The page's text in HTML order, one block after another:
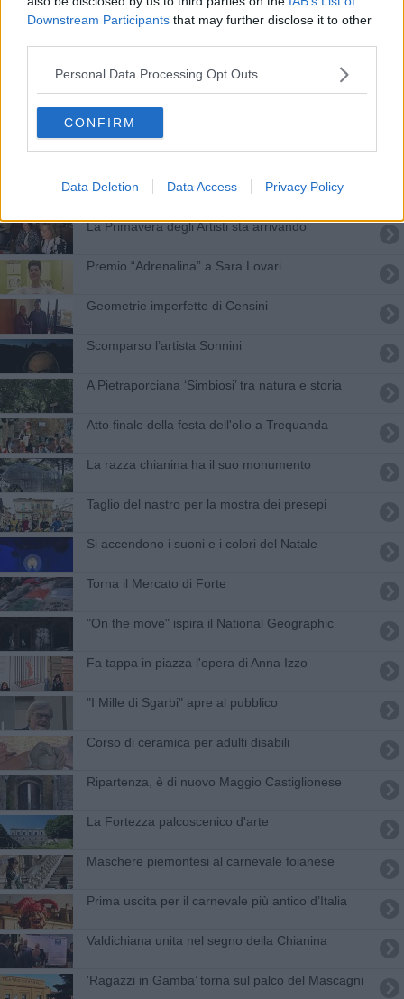
Downstream Participants that may further disclose it to other
Personal Data Processing Opt Outs
CONFIRM
Data Deletion Data Access Privacy Policy
Un Pollicino da tutto esaurito
Tra cielo e terra, la mostra di Roggi a Siena
Tanti eventi e 10mila libri in vendita a 1 euro
Grande opere lignee affascinano turisti e non solo
La Primavera degli Artisti sta arrivando
Premio “Adrenalina” a Sara Lovari
Geometrie imperfette di Censini
Scomparso l’artista Sonnini
A Pietraporciana ‘Simbiosi’ tra natura e storia
Atto finale della festa dell'olio a Trequanda
La razza chianina ha il suo monumento
Taglio del nastro per la mostra dei presepi
Si accendono i suoni e i colori del Natale
Torna il Mercato di Forte
"On the move" ispira il National Geographic
Fa tappa in piazza l'opera di Anna Izzo
"I Mille di Sgarbi" apre al pubblico
Corso di ceramica per adulti disabili
Ripartenza, è di nuovo Maggio Castiglionese
La Fortezza palcoscenico d'arte
Maschere piemontesi al carnevale foianese
Prima uscita per il carnevale più antico d’Italia
Valdichiana unita nel segno della Chianina
'Ragazzi in Gamba’ torna sul palco del Mascagni